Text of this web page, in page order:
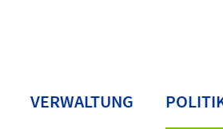
VERWALTUNG